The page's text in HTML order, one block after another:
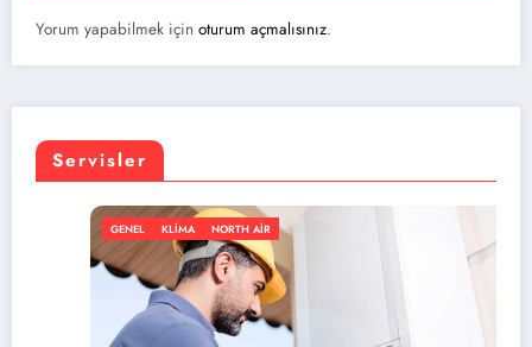
Yorum yapabilmek için oturum açmalısınız.
Servisler
NORTH AIR